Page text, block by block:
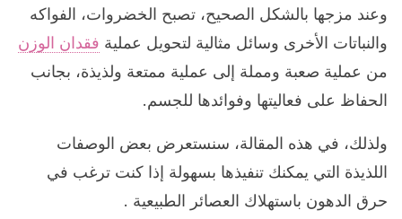
وعند مزجها بالشكل الصحيح، تصبح الخضروات، الفواكه
والنباتات الأخرى وسائل مثالية لتحويل عملية فقدان الوزن
من عملية صعبة ومملة إلى عملية ممتعة ولذيذة، بجانب
الحفاظ على فعاليتها وفوائدها للجسم.
ولذلك، في هذه المقالة، سنستعرض بعض الوصفات
اللذيذة التي يمكنك تنفيذها بسهولة إذا كنت ترغب في
حرق الدهون باستهلاك العصائر الطبيعية .